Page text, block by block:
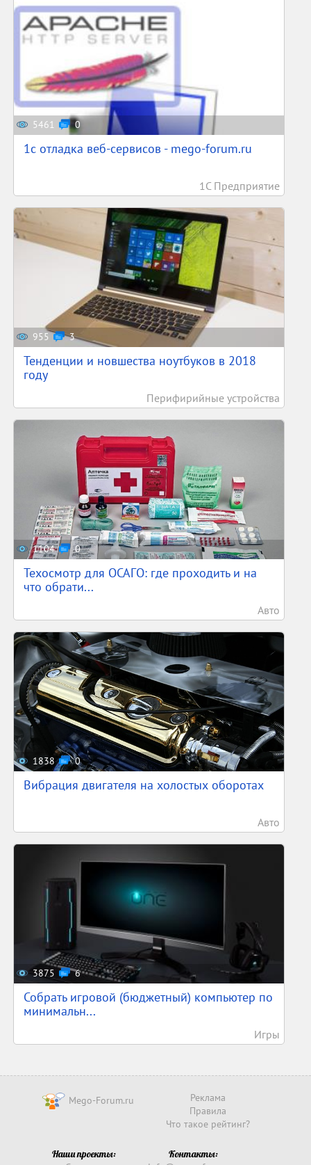
5461 0
1c отладка веб-сервисов - mego-forum.ru
1С Предприятие
955 3
Тенденции и новшества ноутбуков в 2018
году
Перифирийные устройства
1104 0
Техосмотр для ОСАГО: где проходить и на
что обрати...
Авто
1838 0
Вибрация двигателя на холостых оборотах
Авто
3875 6
Собрать игровой (бюджетный) компьютер по
минимальн...
Игры
Mego-Forum.ru
Реклама
Правила
Что такое рейтинг?
Наши проекты:
Контакты: